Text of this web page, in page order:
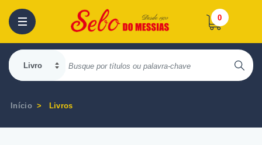
0
Início Livros